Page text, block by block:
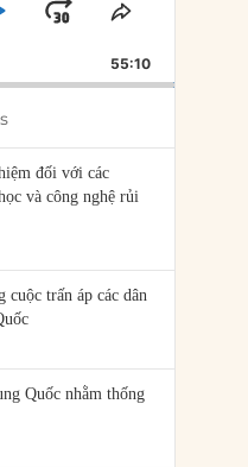
JUMP
FORWARD
SHARE
EPISODE
55:10
đối với các
và công nghệ rủi
cuộc trấn áp các dân
Quốc nhằm thống